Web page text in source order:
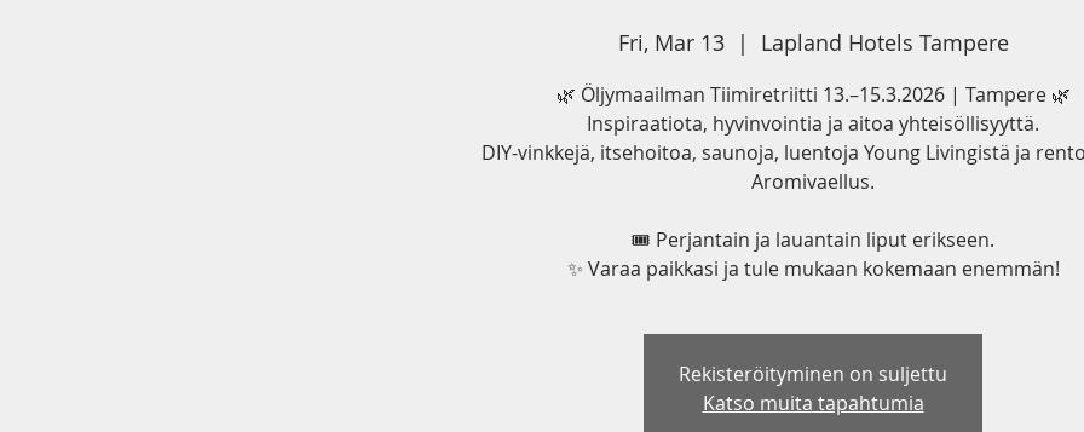
Fri, Mar 13
  |
Lapland Hotels Tampere
🌿 Öljymaailman Tiimiretriitti 13.–15.3.2026 | Tampere 🌿
Inspiraatiota, hyvinvointia ja aitoa yhteisöllisyyttä.
DIY-vinkkejä, itsehoitoa, saunoja, luentoja Young Livingistä ja
Aromivaellus.
🎟️ Perjantain ja lauantain liput erikseen.
✨ Varaa paikkasi ja tule mukaan kokemaan enemmän!
Rekisteröityminen on suljettu
Katso muita tapahtumia